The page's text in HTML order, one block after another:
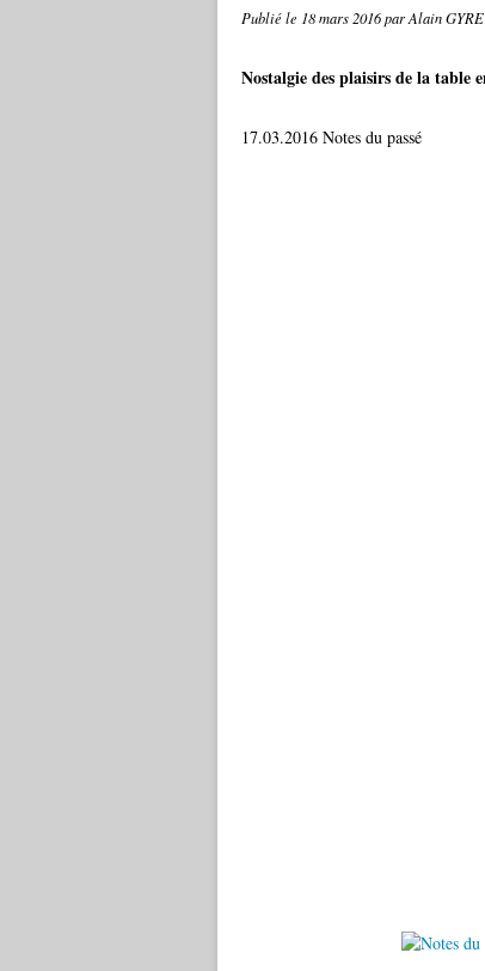
Publié le 18 mars 2016par Alain GYRE
Nostalgie des plaisirs de la table
17.03.2016 Notes du passé